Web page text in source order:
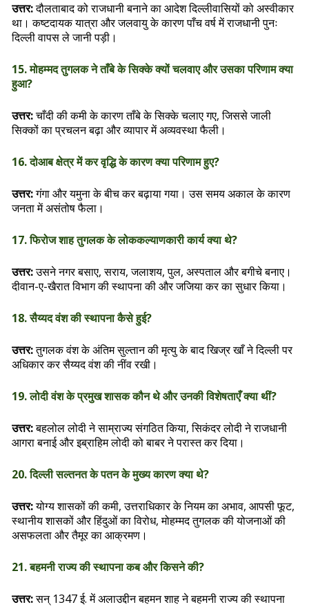
उत्तर:दौलताबाद को राजधानी बनाने का आदेश दिल्लीवासियों को अस्वीकार
था। कष्टदायक यात्रा और जलवायु के कारण पाँच वर्ष में राजधानी पुनः
दिल्ली वापस ले जानी पड़ी।
15. मोहम्मद तुगलक ने ताँबे के सिक्के क्यों चलवाए और उसका परिणाम क्या
हुआ?
उत्तर:चाँदी की कमी के कारण ताँबे के सिक्के चलाए गए, जिससे जाली
सिक्कों का प्रचलन बढ़ा और व्यापार में अव्यवस्था फैली।
16. दोआब क्षेत्र में कर वृद्धि के कारण क्या परिणाम हुए?
उत्तर:गंगा और यमुना के बीच कर बढ़ाया गया। उस समय अकाल के कारण
जनता में असंतोष फैला।
17. फिरोज शाह तुगलक के लोककल्याणकारी कार्य क्या थे?
उत्तर:उसने नगर बसाए, सराय, जलाशय, पुल, अस्पताल और बगीचे बनाए।
दीवान-ए-खैरात विभाग की स्थापना की और जजिया कर का सुधार किया।
18. सैय्यद वंश की स्थापना कैसे हुई?
उत्तर:तुगलक वंश के अंतिम सुल्तान की मृत्यु के बाद खिज्र खाँ ने दिल्ली पर
अधिकार कर सैय्यद वंश की नींव रखी।
19. लोदी वंश के प्रमुख शासक कौन थे और उनकी विशेषताएँ क्या थीं?
उत्तर:बहलोल लोदी ने साम्राज्य संगठित किया, सिकंदर लोदी ने राजधानी
आगरा बनाई और इब्राहिम लोदी को बाबर ने परास्त कर दिया।
20. दिल्ली सल्तनत के पतन के मुख्य कारण क्या थे?
उत्तर:योग्य शासकों की कमी, उत्तराधिकार के नियम का अभाव, आपसी फूट,
स्थानीय शासकों और हिंदुओं का विरोध, मोहम्मद तुगलक की योजनाओं की
असफलता और तैमूर का आक्रमण।
21. बहमनी राज्य की स्थापना कब और किसने की?
उत्तर:सन् 1347 ई. में अलाउद्दीन बहमन शाह ने बहमनी राज्य की स्थापना